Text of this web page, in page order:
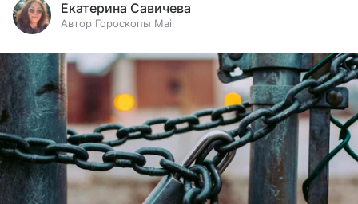
Екатерина Савичева
Автор Гороскопы Mail